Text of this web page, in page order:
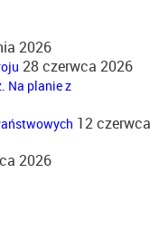
2026
28 czerwca 2026
Na planie z
12 czerwca
2026